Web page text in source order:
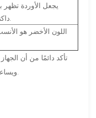
يجعل الأوردة تظهر
اللون الأخضر هو
تأكد دائمًا من أن